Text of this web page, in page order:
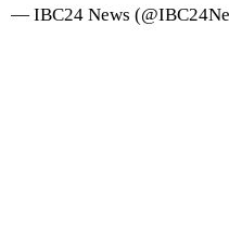
— IBC24 News